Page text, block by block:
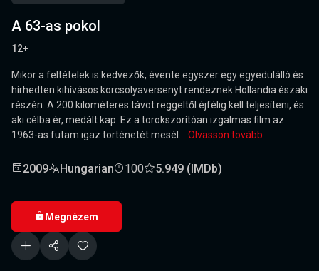
A 63-as pokol
12+
Mikor a feltételek is kedvezők, évente egyszer egy egyedülálló és
hírhedten kihívásos korcsolyaversenyt rendeznek Hollandia északi
részén. A 200 kilométeres távot reggeltől éjfélig kell teljesíteni, és
aki célba ér, medált kap. Ez a torokszorítóan izgalmas film az
1963-as futam igaz történetét mesél... Olvasson tovább
2009 Hungarian 100 5.949 (IMDb)
Megnézem